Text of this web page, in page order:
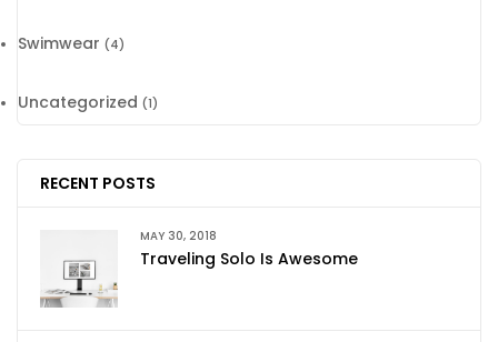
Swimwear (4)
Uncategorized (1)
RECENT POSTS
MAY 30, 2018
Traveling Solo Is Awesome